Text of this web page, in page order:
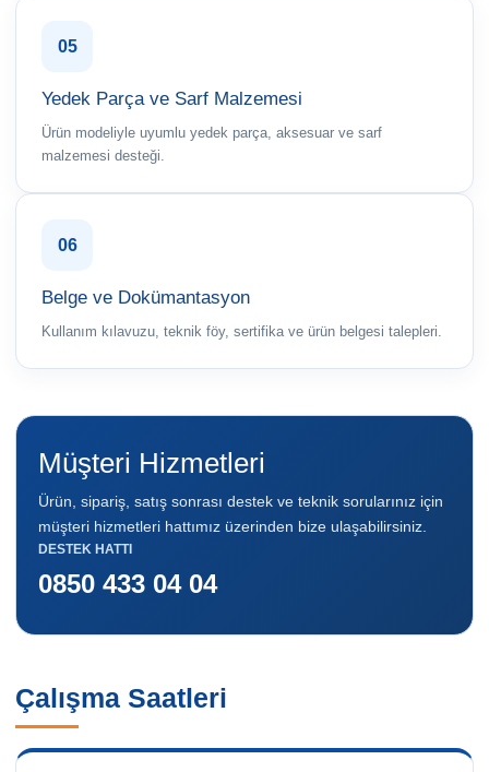
05
Yedek Parça ve Sarf Malzemesi
Ürün modeliyle uyumlu yedek parça, aksesuar ve sarf
malzemesi desteği.
06
Belge ve Dokümantasyon
Kullanım kılavuzu, teknik föy, sertifika ve ürün belgesi talepleri.
Müşteri Hizmetleri
Ürün, sipariş, satış sonrası destek ve teknik sorularınız için
müşteri hizmetleri hattımız üzerinden bize ulaşabilirsiniz.
DESTEK HATTI
0850 433 04 04
Çalışma Saatleri